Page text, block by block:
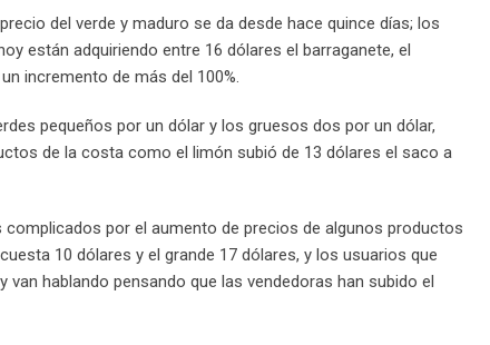
del verde y maduro se da desde hace quince días; los
están adquiriendo entre 16 dólares el barraganete, el
incremento de más del 100%.
pequeños por un dólar y los gruesos dos por un dólar,
de la costa como el limón subió de 13 dólares el saco a
por el aumento de precios de algunos productos
10 dólares y el grande 17 dólares, y los usuarios que
hablando pensando que las vendedoras han subido el